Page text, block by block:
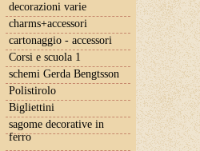
decorazioni varie
charms+accessori
cartonaggio - accessori
Corsi e scuola 1
schemi Gerda Bengtsson
Polistirolo
Bigliettini
sagome decorative in
ferro